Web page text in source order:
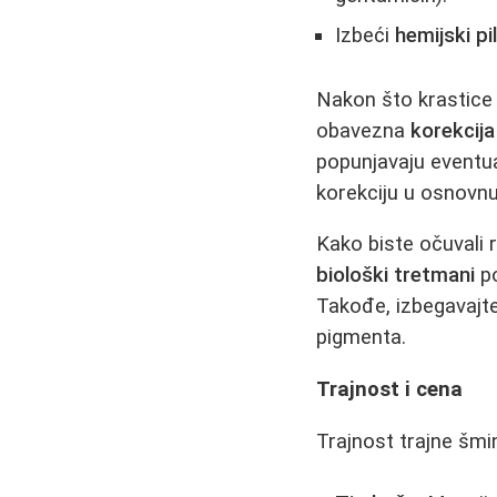
Izbeći hemijski
Nakon što krastice
obavezna korekcija
popunjavaju
korekciju u
Kako biste očuvali
biološki tretmani
Takođe,
pigmenta.
Trajnost i cena
Trajnost trajne